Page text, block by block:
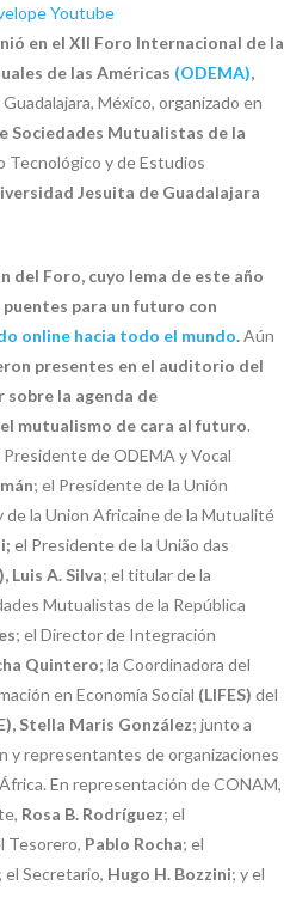
Youtube
en el XII Foro Internacional de la
de las Américas (ODEMA),
México, organizado en
Sociedades Mutualistas de la
y de Estudios
Jesuita de Guadalajara
del Foro, cuyo lema de este año
para un futuro con
online hacia todo el mundo.Aún
presentes en el auditorio del
sobre la agenda de
mutualismo de cara al futuro.
de ODEMA y Vocal
; el Presidente de la Unión
de la Union Africaine de la Mutualité
el Presidente de la União das
Luis A. Silva; el titular de la
Mutualistas de la República
; el Director de Integración
Quintero; la Coordinadora del
en Economía Social (LIFES) del
Stella Maris González; junto a
y representantes de organizaciones
En representación de CONAM,
Rosa B. Rodríguez; el
Tesorero, Pablo Rocha; el
; el Secretario, Hugo H. Bozzini; y el